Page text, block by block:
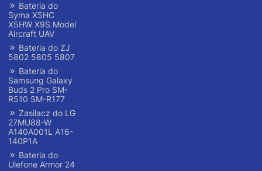
Bateria do
Syma X5HC
X5HW X9S Model
Aircraft UAV
Bateria do ZJ
5802 5805 5807
Bateria do
Samsung Galaxy
Buds 2 Pro SM-
R510 SM-R177
Zasilacz do LG
27MU88-W
A140A001L A16-
140P1A
Bateria do
Ulefone Armor 24